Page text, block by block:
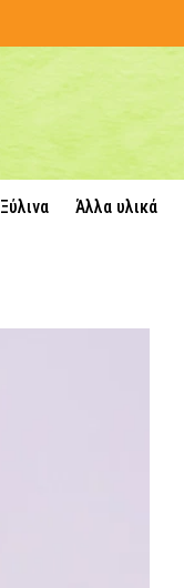
Ξύλινα Άλλα υλικά